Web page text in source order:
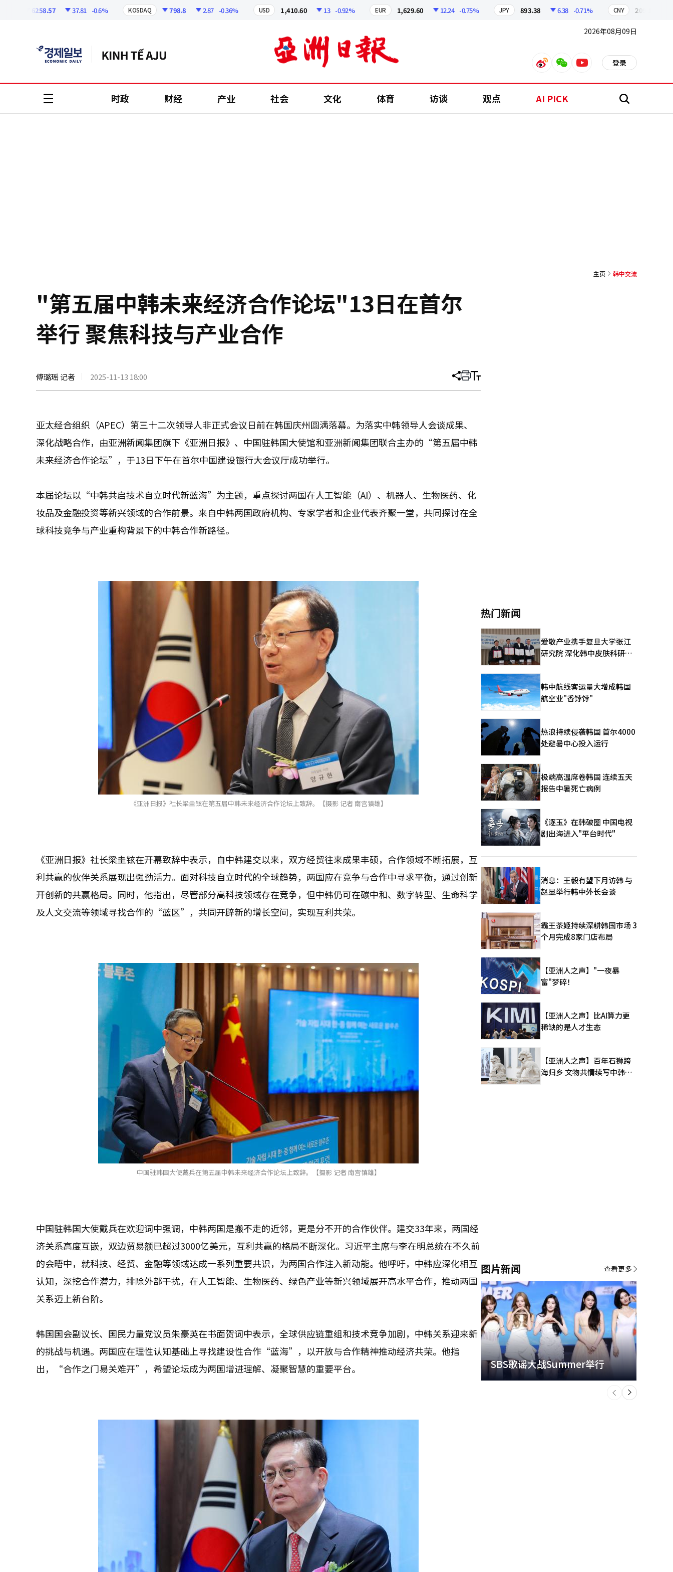
6258.57 37.81 -0.6% KOSDAQ 798.8 2.87 -0.36% 1,410.60 -0.92% 1,629.60 12.24 -0.75% 893.38 6.38 -0.71% 209.17
2026年08月09日
weiboweixinyoutube 登录
时政 财经 产业 社会 文化 体育 访谈 观点 AI PICK 搜
主页 韩中交流
"第五届中韩未来经济合作论坛"13日在首尔
举行 聚焦科技与产业合作
傅璐瑶 记者 2025-11-13 18:00 分
文
打 调
大
亚太经合组织（APEC）第三十二次领导人非正式会议日前在韩国庆州圆满落幕。为落实中韩领导人会谈成果、
深化战略合作，由亚洲新闻集团旗下《亚洲日报》、中国驻韩国大使馆和亚洲新闻集团联合主办的“第五届中韩
未来经济合作论坛”，于13日下午在首尔中国建设银行大会议厅成功举行。
本届论坛以“中韩共启技术自立时代新蓝海”为主题，重点探讨两国在人工智能（AI）、机器人、生物医药、化
妆品及金融投资等新兴领域的合作前景。来自中韩两国政府机构、专家学者和企业代表齐聚一堂，共同探讨在全
球科技竞争与产业重构背景下的中韩合作新路径。
《亚洲日报》社长梁圭铉在第五届中韩未来经济合作论坛上致辞。【摄影 记者 南宫镇雄】
《亚洲日报》社长梁圭铉在开幕致辞中表示，自中韩建交以来，双方经贸往来成果丰硕，合作领域不断拓展，互
利共赢的伙伴关系展现出强劲活力。面对科技自立时代的全球趋势，两国应在竞争与合作中寻求平衡，通过创新
开创新的共赢格局。同时，他指出，尽管部分高科技领域存在竞争，但中韩仍可在碳中和、数字转型、生命科学
及人文交流等领域寻找合作的“蓝区”，共同开辟新的增长空间，实现互利共荣。
中国驻韩国大使戴兵在第五届中韩未来经济合作论坛上致辞。【摄影 记者 南宫镇雄】
中国驻韩国大使戴兵在欢迎词中强调，中韩两国是搬不走的近邻，更是分不开的合作伙伴。建交33年来，两国经
济关系高度互嵌，双边贸易额已超过3000亿美元，互利共赢的格局不断深化。习近平主席与李在明总统在不久前
的会晤中，就科技、经贸、金融等领域达成一系列重要共识，为两国合作注入新动能。他呼吁，中韩应深化相互
认知，深挖合作潜力，排除外部干扰，在人工智能、生物医药、绿色产业等新兴领域展开高水平合作，推动两国
关系迈上新台阶。
韩国国会副议长、国民力量党议员朱豪英在书面贺词中表示，全球供应链重组和技术竞争加剧，中韩关系迎来新
的挑战与机遇。两国应在理性认知基础上寻找建设性合作“蓝海”，以开放与合作精神推动经济共荣。他指
出，“合作之门易关难开”，希望论坛成为两国增进理解、凝聚智慧的重要平台。
热门新闻
爱敬产业携手复旦大学张江
研究院 深化韩中皮肤科研合
韩中航线客运量大增成韩国
航空业"香饽饽"
热浪持续侵袭韩国 首尔4000
处避暑中心投入运行
极端高温席卷韩国 连续五天
报告中暑死亡病例
《逐玉》在韩破圈 中国电视
剧出海进入"平台时代"
消息：王毅有望下月访韩 与
赵显举行韩中外长会谈
霸王茶姬持续深耕韩国市场 3
个月完成8家门店布局
【亚洲人之声】"一夜暴
富"梦碎！
【亚洲人之声】比AI算力更
稀缺的是人才生态
【亚洲人之声】百年石狮跨
海归乡 文物共情续写中韩人
图片新闻
SBS歌谣大战Summer举行
下
一
个
查看更多